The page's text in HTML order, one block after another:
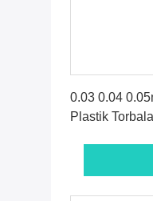
0.03 0.04
Plastik